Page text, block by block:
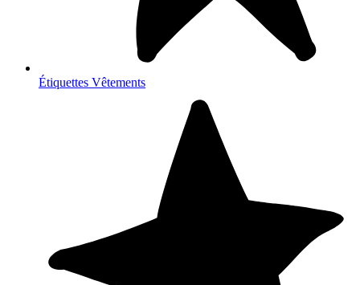
Étiquettes Vêtements